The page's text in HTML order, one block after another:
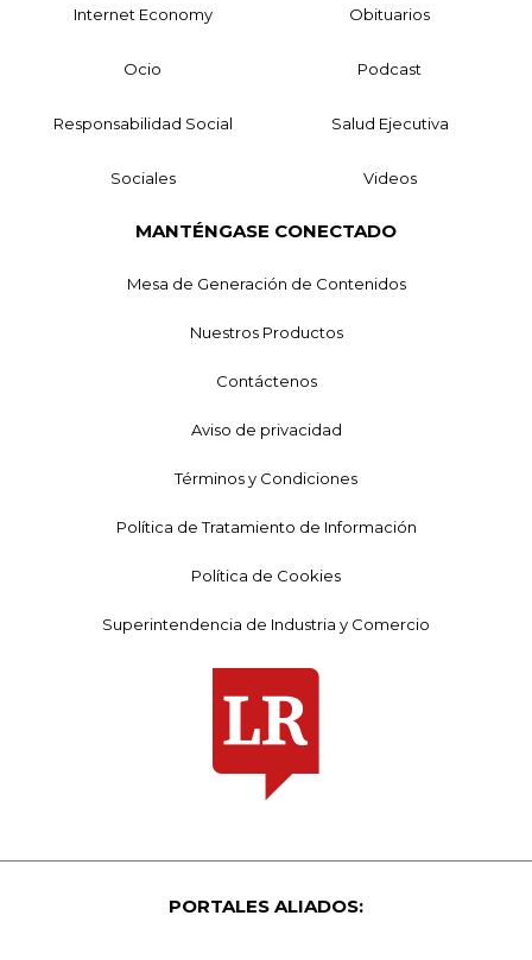
Internet Economy Obituarios
Ocio Podcast
Responsabilidad Social Salud Ejecutiva
Sociales Videos
MANTÉNGASE CONECTADO
Mesa de Generación de Contenidos
Nuestros Productos
Contáctenos
Aviso de privacidad
Términos y Condiciones
Política de Tratamiento de Información
Política de Cookies
Superintendencia de Industria y Comercio
PORTALES ALIADOS: